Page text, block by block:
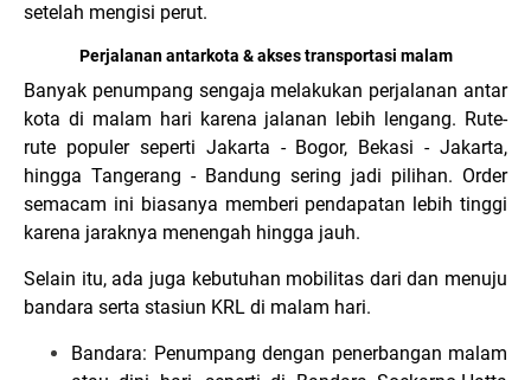
setelah mengisi perut.
Perjalanan antarkota & akses transportasi malam
Banyak penumpang sengaja melakukan perjalanan antar
kota di malam hari karena jalanan lebih lengang. Rute-
rute populer seperti Jakarta - Bogor, Bekasi - Jakarta,
hingga Tangerang - Bandung sering jadi pilihan. Order
semacam ini biasanya memberi pendapatan lebih tinggi
karena jaraknya menengah hingga jauh.
Selain itu, ada juga kebutuhan mobilitas dari dan menuju
bandara serta stasiun KRL di malam hari.
Bandara: Penumpang dengan penerbangan malam